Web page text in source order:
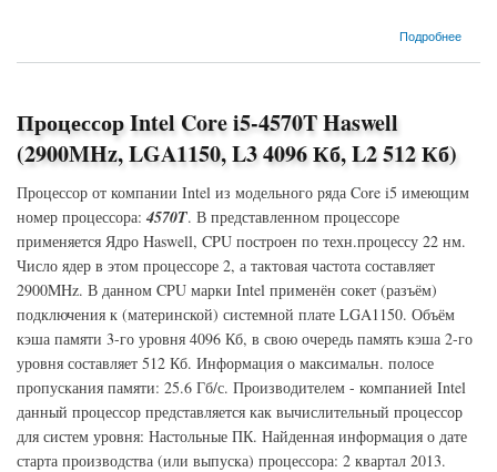
Подробнее
о Процессор Intel Core i3-4330 Haswell (3500MHz, LGA1150, L3 4096 Кб, L2 512 Кб)
Процессор Intel Core i5-4570T Haswell
(2900MHz, LGA1150, L3 4096 Кб, L2 512 Кб)
Процессор от компании Intel из модельного ряда Core i5 имеющим
номер процессора: 4570T. В представленном процессоре
применяется Ядро Haswell, CPU построен по техн.процессу 22 нм.
Число ядер в этом процессоре 2, а тактовая частота составляет
2900MHz. В данном CPU марки Intel применён сокет (разъём)
подключения к (материнской) системной плате LGA1150. Объём
кэша памяти 3-го уровня 4096 Кб, в свою очередь память кэша 2-го
уровня составляет 512 Кб. Информация о максимальн. полосе
пропускания памяти: 25.6 Гб/с. Производителем - компанией Intel
данный процессор представляется как вычислительный процессор
для систем уровня: Настольные ПК. Найденная информация о дате
старта производства (или выпуска) процессора: 2 квартал 2013.